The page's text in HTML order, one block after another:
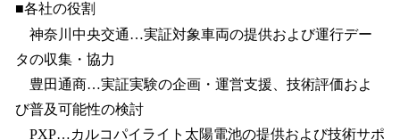
■各社の役割
神奈川中央交通…実証対象車両の提供および運行デー
タの収集・協力
豊田通商…実証実験の企画・運営支援、技術評価およ
び普及可能性の検討
PXP…カルコパイライト太陽電池の提供および技術サポ